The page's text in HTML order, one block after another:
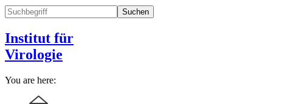
Suchen
Institut für
Virologie
You are here: